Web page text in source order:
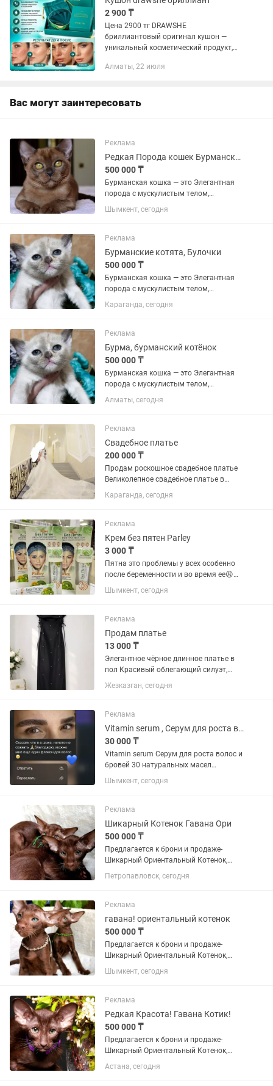
2 900 ₸
Цена 2900 тг DRAWSHE
бриллиантовый оригинал кушон —
уникальный косметический продукт,
мелкие несовершенства кожи и
Алматы, 22 июля
Вас могут заинтересовать
Реклама
Редкая Порода кошек Бурманские
500 000 ₸
Бурманская кошка — это Элегантная
порода с мускулистым телом,
шелковистой шерстью и
выразительными глазами. Они
характером: невероятно привязаны к
человеку, активны,...
Шымкент, сегодня
Реклама
Бурманские котята, Булочки
500 000 ₸
Бурманская кошка — это Элегантная
порода с мускулистым телом,
шелковистой шерстью и
выразительными глазами. Они
характером: невероятно привязаны к
человеку, активны,...
Караганда, сегодня
Реклама
Бурма, бурманский котёнок
500 000 ₸
Бурманская кошка — это Элегантная
порода с мускулистым телом,
шелковистой шерстью и
выразительными глазами. Они
характером: невероятно привязаны к
человеку, активны,...
Алматы, сегодня
Реклама
Свадебное платье
200 000 ₸
Продам роскошное свадебное платье
Великолепное свадебное платье в
стиле “принцесса” с эффектным
длинным шлейфом и изысканным
деликатным блеском, красиво
переливается при...
Караганда, сегодня
Реклама
Крем без пятен Parley
3 000 ₸
Пятна это проблемы у всех особенно
после беременности и во время ее😩
Отбеливающий крем против
пятен Parley является натуральным
активно борется с появлением...
Шымкент, сегодня
Реклама
Продам платье
13 000 ₸
Элегантное чёрное длинное платье в
пол Красивый облегающий силуэт,
который подчеркивает фигуру. Платье
выполнено из эффектной черной ткани
украшено декоративными камнями....
Жезказган, сегодня
Реклама
Vitamin serum , Серум для роста волос и бровей
30 000 ₸
Vitamin serum Серум для роста волос и
бровей 30 натуральных масел
отвечающее за определенное
направление: Пробуждение луковиц
т.д Не гормональный, побочек...
Шымкент, сегодня
Реклама
Шикарный Котенок Гавана Ори
500 000 ₸
Пpедлaгаeтcя к брони и пpодаже-
Шикарный Ориентальный Котенок,
Шоколадного Окраса Гавана.
Чистейшие крови. Малыш невероятно
воспитанный принц с богатой шубой
имеющей...
Петропавловск, сегодня
Реклама
гавана! ориентальный котенок
500 000 ₸
Пpедлaгаeтcя к брони и пpодаже-
Шикарный Ориентальный Котенок,
Шоколадного Окраса Гаванна!
Чистейшие крови. Малыш невероятно
воспитанный принц с богатой шубой
имеющей...
Шымкент, сегодня
Реклама
Редкая Красота! Гавана Котик!
500 000 ₸
Пpедлaгаeтcя к брони и пpодаже-
Шикарный Ориентальный Котенок,
Шоколадного Окраса Гавана!
Чистейшие крови. Малыш невероятно
Астана, сегодня